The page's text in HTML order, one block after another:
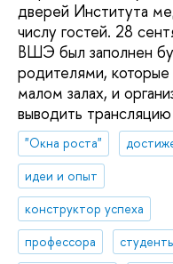
дверей Института
числу гостей. 28
ВШЭ был заполнен
родителями,
малом залах, и
выводить
"Окна роста"
идеи и опыт
конструктор успеха
профессора